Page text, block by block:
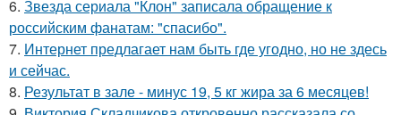
6. Звезда сериала "Клон" записала обращение к
российским фанатам: "спасибо".
7. Интернет предлагает нам быть где угодно, но не здесь
и сейчас.
8. Результат в зале - минус 19, 5 кг жира за 6 месяцев!